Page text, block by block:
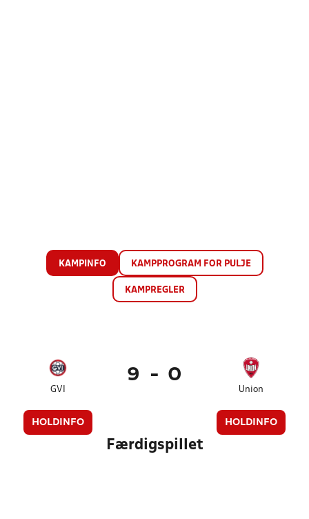
KAMPINFO KAMPPROGRAM FOR PULJE
KAMPREGLER
GVI
HOLDINFO
9 - 0
Union
HOLDINFO
Færdigspillet